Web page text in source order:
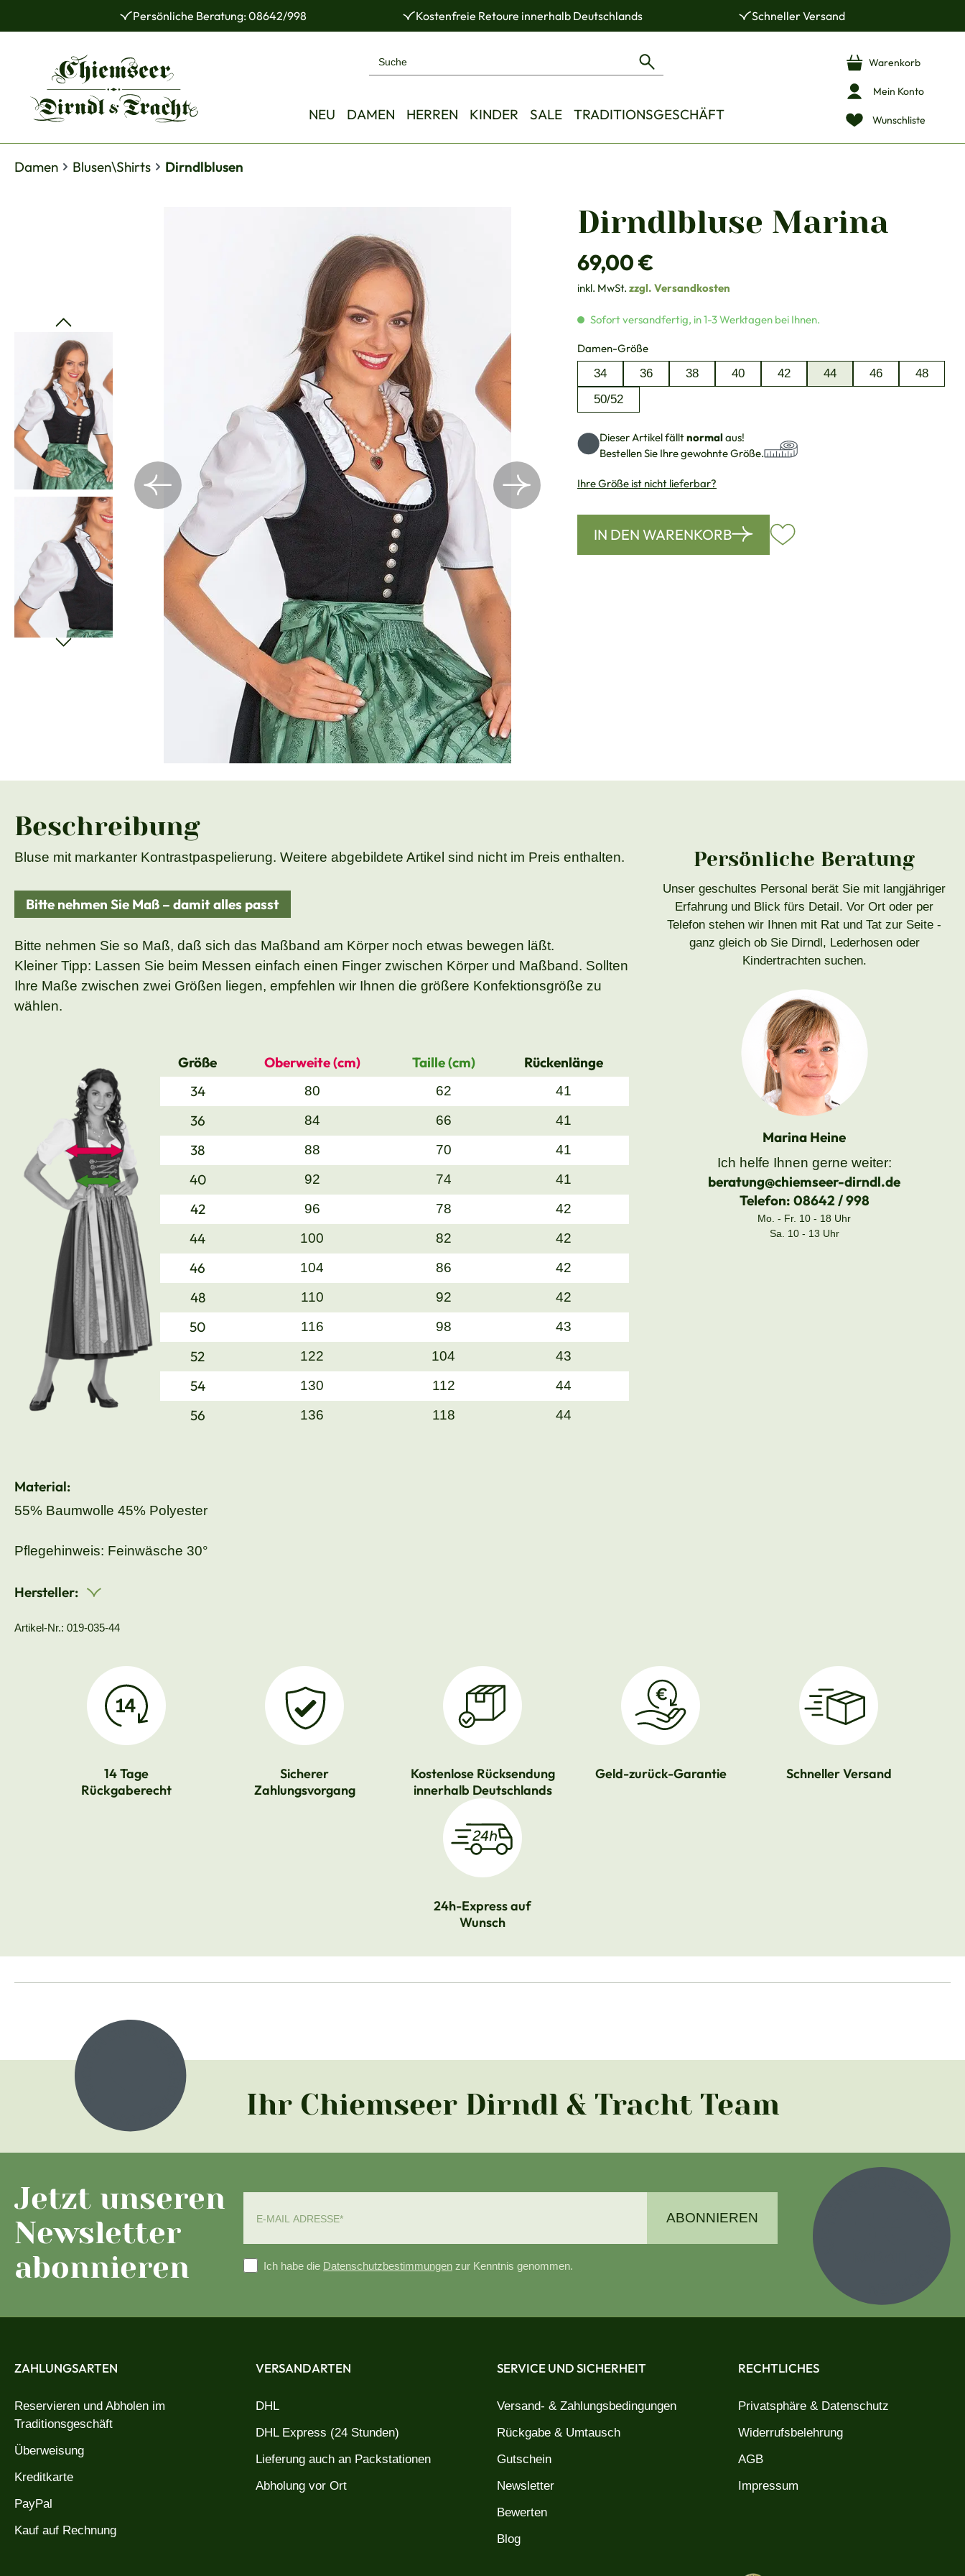
Hauptinhalt springen
Zur Hauptnavigation springenPersönliche Beratung: 08642/998 Kostenfreie Retoure innerhalb Deutschlands Schneller Versand
NEU DAMEN HERREN KINDER SALE TRADITIONSGESCHÄFT Wunschliste
Mein Konto
Warenkorb
Damen Blusen\Shirts Dirndlblusen
Dirndlbluse Marina
Regulärer Preis:
69,00 €
inkl. MwSt. zzgl. Versandkosten
Sofort versandfertig, in 1-3 Werktagen bei Ihnen.
Damen-Größeauswählen
34
36 38 40 42 44 46
48
50/52
Dieser Artikel fälltnormalaus!
Bestellen Sie Ihre gewohnte Größe.
Ihre Größe ist nicht lieferbar?
IN DEN WARENKORB
Beschreibung
Bluse mit markanter Kontrastpaspelierung. Weitere abgebildete Artikel sind nicht im Preis enthalten.
Bitte nehmen Sie Maß – damit alles passt
Bitte nehmen Sie so Maß, daß sich das Maßband am Körper noch etwas bewegen läßt.
Kleiner Tipp: Lassen Sie beim Messen einfach einen Finger zwischen Körper und Maßband. Sollten
Ihre Maße zwischen zwei Größen liegen, empfehlen wir Ihnen die größere Konfektionsgröße zu
wählen.
Größe Oberweite (cm) Taille (cm)
Rückenlänge
34
80 62 41
36 84 66 41
38 88 70 41
40 92 74 41
42 96 78 42
44 100 82 42
46 104 86 42
48 110 92 42
50 116 98 43
52 122 104 43
54 130 112 44
56 136 118 44
Material:
55% Baumwolle 45% Polyester
Pflegehinweis: Feinwäsche 30°
Hersteller:
Artikel-Nr.: 019-035-44
Persönliche Beratung
Unser geschultes Personal berät Sie mit langjähriger
Erfahrung und Blick fürs Detail. Vor Ort oder per
Telefon stehen wir Ihnen mit Rat und Tat zur Seite -
ganz gleich ob Sie Dirndl, Lederhosen oder
Kindertrachten suchen.
Marina Heine
Ich helfe Ihnen gerne weiter:
beratung@chiemseer-dirndl.de
Telefon: 08642 / 998
Mo. - Fr. 10 - 18 Uhr
Sa. 10 - 13 Uhr
14 Tage
Rückgaberecht
Sicherer
Zahlungsvorgang
Kostenlose Rücksendung
innerhalb Deutschlands
Geld-zurück-Garantie Schneller Versand
24h-Express auf
Wunsch
Ihr Chiemseer Dirndl & Tracht Team
Jetzt unseren
Newsletter
abonnieren
ABONNIEREN
Ich habe die Datenschutzbestimmungen zur Kenntnis genommen.
ZAHLUNGSARTEN
Reservieren und Abholen im
Traditionsgeschäft
Überweisung
Kreditkarte
PayPal
Kauf auf Rechnung
VERSANDARTEN
DHL
DHL Express (24 Stunden)
Lieferung auch an Packstationen
Abholung vor Ort
SERVICE UND SICHERHEIT
Versand- & Zahlungsbedingungen
Rückgabe & Umtausch
Gutschein
Newsletter
Bewerten
Blog
RECHTLICHES
Privatsphäre & Datenschutz
Widerrufsbelehrung
AGB
Impressum